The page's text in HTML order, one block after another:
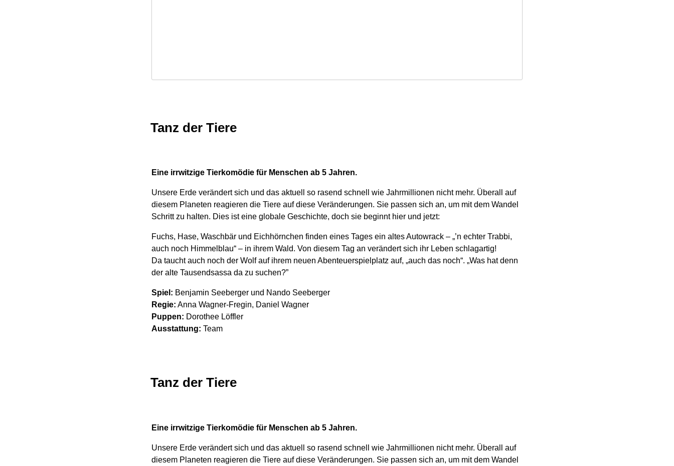
Tanz der Tiere
Eine irrwitzige Tierkomödie für Menschen ab 5 Jahren.
Unsere Erde verändert sich und das aktuell so rasend schnell wie Jahrmillionen nicht mehr. Überall auf
diesem Planeten reagieren die Tiere auf diese Veränderungen. Sie passen sich an, um mit dem Wandel
Schritt zu halten. Dies ist eine globale Geschichte, doch sie beginnt hier und jetzt:
Fuchs, Hase, Waschbär und Eichhörnchen finden eines Tages ein altes Autowrack – „’n echter Trabbi,
auch noch Himmelblau“ – in ihrem Wald. Von diesem Tag an verändert sich ihr Leben schlagartig!
Da taucht auch noch der Wolf auf ihrem neuen Abenteuerspielplatz auf, „auch das noch“. „Was hat denn
der alte Tausendsassa da zu suchen?”
Spiel: Benjamin Seeberger und Nando Seeberger
Regie: Anna Wagner-Fregin, Daniel Wagner
Puppen: Dorothee Löffler
Ausstattung: Team
Tanz der Tiere
Eine irrwitzige Tierkomödie für Menschen ab 5 Jahren.
Unsere Erde verändert sich und das aktuell so rasend schnell wie Jahrmillionen nicht mehr. Überall auf
diesem Planeten reagieren die Tiere auf diese Veränderungen. Sie passen sich an, um mit dem Wandel